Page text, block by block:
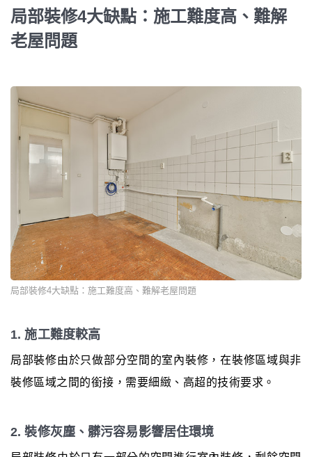
局部裝修4大缺點：施工難度高、難解
老屋問題
局部裝修4大缺點：施工難度高、難解老屋問題
1. 施工難度較高
局部裝修由於只做部分空間的室內裝修，在裝修區域與非
裝修區域之間的銜接，需要細緻、高超的技術要求。
2. 裝修灰塵、髒污容易影響居住環境